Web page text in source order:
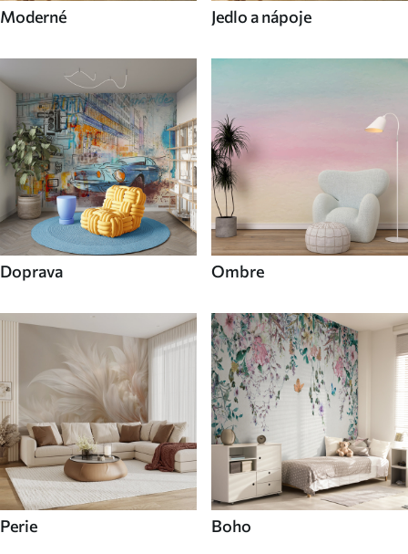
Moderné Jedlo a nápoje
Doprava Ombre
Perie Boho